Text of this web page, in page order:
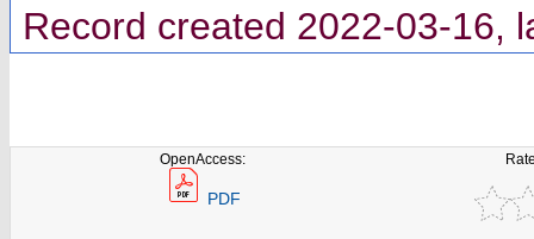
Record created 2022-03-16,
OpenAccess:
PDF